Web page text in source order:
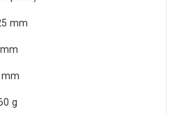
mm
g